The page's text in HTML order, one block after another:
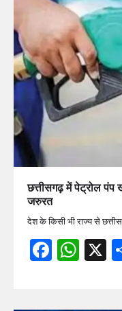
छत्तीसगढ़ में पेट्रोल पंप
जरुरत
देश के किसी भी राज्य से
X